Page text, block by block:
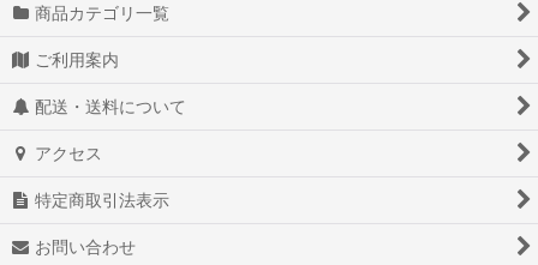
商品カテゴリ一覧
ご利用案内
配送・送料について
アクセス
特定商取引法表示
お問い合わせ